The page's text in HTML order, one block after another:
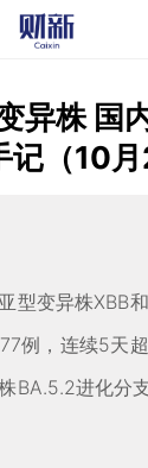
异株 国
（10月
型变异株XBB
例，连续5天
BA.5.2进化分